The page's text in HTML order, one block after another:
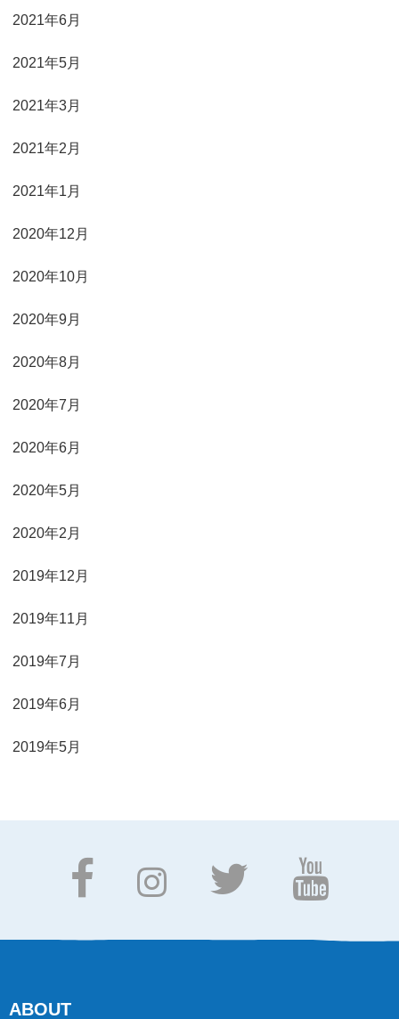
2021年6月
2021年5月
2021年3月
2021年2月
2021年1月
2020年12月
2020年10月
2020年9月
2020年8月
2020年7月
2020年6月
2020年5月
2020年2月
2019年12月
2019年11月
2019年7月
2019年6月
2019年5月
ABOUT